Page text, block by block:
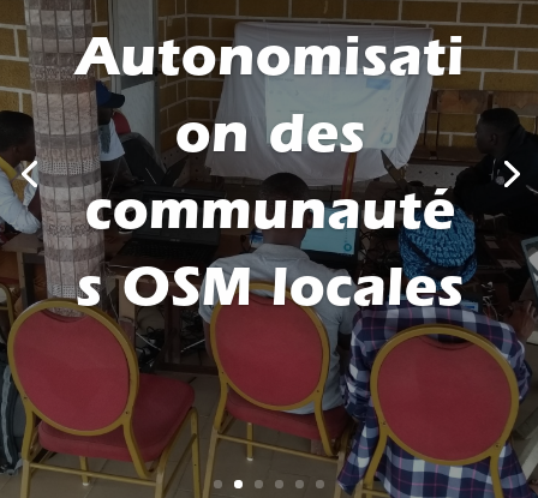
Autonomisati
on des
communauté
s OSM locales